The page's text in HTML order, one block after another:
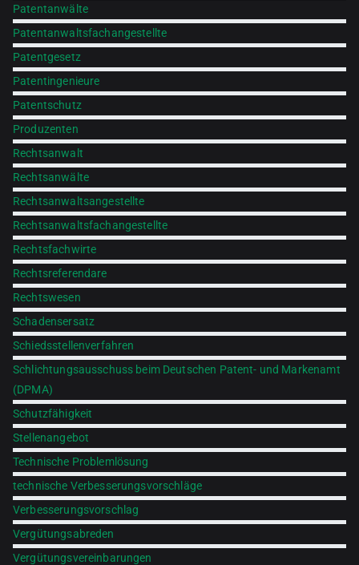
Patentanwälte
Patentanwaltsfachangestellte
Patentgesetz
Patentingenieure
Patentschutz
Produzenten
Rechtsanwalt
Rechtsanwälte
Rechtsanwaltsangestellte
Rechtsanwaltsfachangestellte
Rechtsfachwirte
Rechtsreferendare
Rechtswesen
Schadensersatz
Schiedsstellenverfahren
Schlichtungsausschuss beim Deutschen Patent- und Markenamt
(DPMA)
Schutzfähigkeit
Stellenangebot
Technische Problemlösung
technische Verbesserungsvorschläge
Verbesserungsvorschlag
Vergütungsabreden
Vergütungsvereinbarungen